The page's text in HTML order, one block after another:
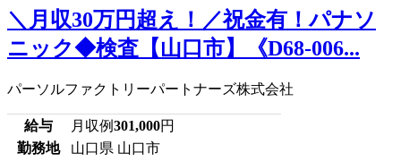
＼月収30万円超え！／祝金有！パナソ
ニック◆検査【山口市】《D68-006...
パーソルファクトリーパートナーズ株式会社
給与 月収例301,000円
勤務地
山口県 山口市